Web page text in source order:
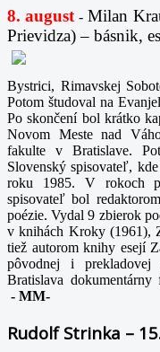
8. august -Milan
Prievidza) – básnik,
Bystrici, Rimavskej
Potom študoval na
Po skončení bol krátko
Novom Meste nad
fakulte v Bratislave.
Slovenský spisovateľ,
roku 1985. V rokoch
spisovateľ bol
poézie. Vydal 9 zbierok
v knihách Kroky (1961),
tiež autorom knihy esejí
pôvodnej i
Bratislava
- MM-
Rudolf Strinka –